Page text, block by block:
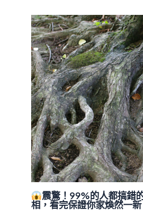
震驚！99%的人都搞錯
相，看完保證你家煥然一新